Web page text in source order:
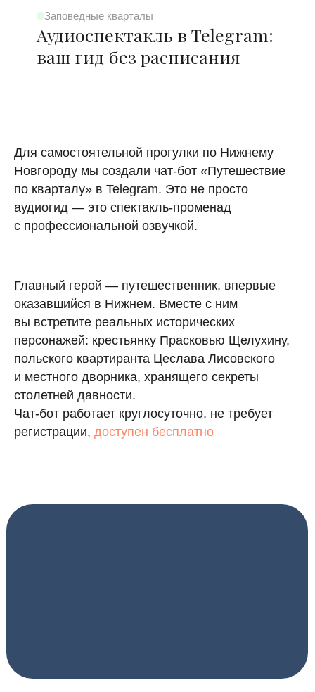
Заповедные кварталы
Аудиоспектакль в Telegram:
ваш гид без расписания
Для самостоятельной прогулки по Нижнему
Новгороду мы создали чат-бот «Путешествие
по кварталу» в Telegram. Это не просто
аудиогид — это спектакль-променад
с профессиональной озвучкой.
Главный герой — путешественник, впервые
оказавшийся в Нижнем. Вместе с ним
вы встретите реальных исторических
персонажей: крестьянку Прасковью Щелухину,
польского квартиранта Цеслава Лисовского
и местного дворника, хранящего секреты
столетней давности.
Чат-бот работает круглосуточно, не требует
регистрации, доступен бесплатно